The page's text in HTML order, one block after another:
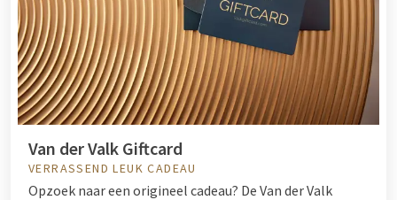
Van der Valk Giftcard
VERRASSEND LEUK CADEAU
Opzoek naar een origineel cadeau? De Van der Valk